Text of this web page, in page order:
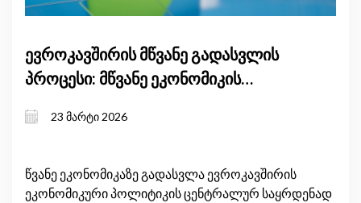
ევროკავშირის მწვანე გადასვლის
პროცესი: მწვანე ეკონომიკის
შედეგები
23 მარტი 2026
წვანე ეკონომიკაზე გადასვლა ევროკავშირის
ეკონომიკური პოლიტიკის ცენტრალურ საყრდენად